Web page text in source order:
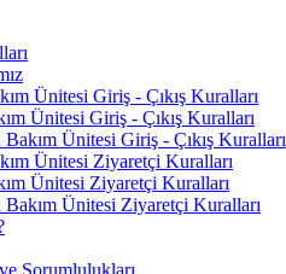
Ünitesi Giriş - Çıkış Kuralları
Ünitesi Giriş - Çıkış Kuralları
Ünitesi Giriş - Çıkış Kuralları
Ünitesi Ziyaretçi Kuralları
Ünitesi Ziyaretçi Kuralları
Ünitesi Ziyaretçi Kuralları
Sorumlulukları